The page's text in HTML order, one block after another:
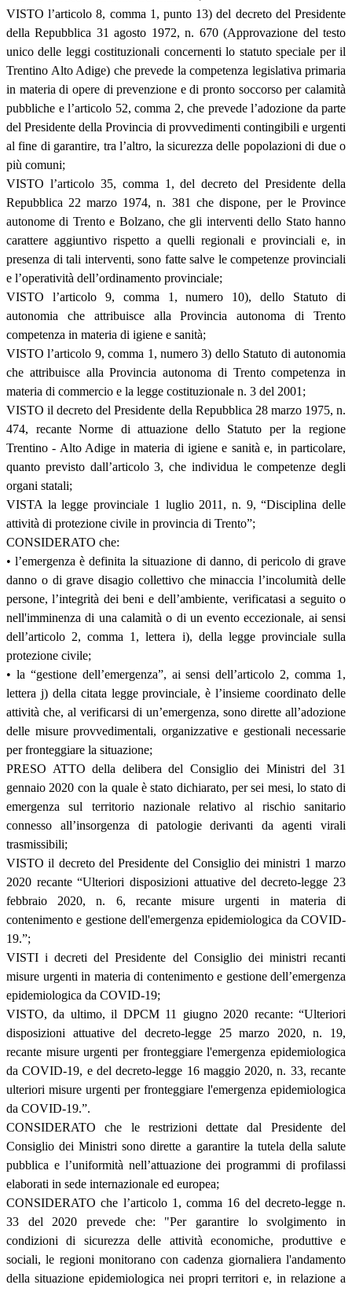
VISTO l’articolo 8, comma 1, punto 13) del decreto del Presidente
della Repubblica 31 agosto 1972, n. 670 (Approvazione del testo
unico delle leggi costituzionali concernenti lo statuto speciale per il
Trentino Alto Adige) che prevede la competenza legislativa primaria
in materia di opere di prevenzione e di pronto soccorso per calamità
pubbliche e l’articolo 52, comma 2, che prevede l’adozione da parte
del Presidente della Provincia di provvedimenti contingibili e urgenti
al fine di garantire, tra l’altro, la sicurezza delle popolazioni di due o
più comuni;
VISTO l’articolo 35, comma 1, del decreto del Presidente della
Repubblica 22 marzo 1974, n. 381 che dispone, per le Province
autonome di Trento e Bolzano, che gli interventi dello Stato hanno
carattere aggiuntivo rispetto a quelli regionali e provinciali e, in
presenza di tali interventi, sono fatte salve le competenze provinciali
e l’operatività dell’ordinamento provinciale;
VISTO l’articolo 9, comma 1, numero 10), dello Statuto di
autonomia che attribuisce alla Provincia autonoma di Trento
competenza in materia di igiene e sanità;
VISTO l’articolo 9, comma 1, numero 3) dello Statuto di autonomia
che attribuisce alla Provincia autonoma di Trento competenza in
materia di commercio e la legge costituzionale n. 3 del 2001;
VISTO il decreto del Presidente della Repubblica 28 marzo 1975, n.
474, recante Norme di attuazione dello Statuto per la regione
Trentino - Alto Adige in materia di igiene e sanità e, in particolare,
quanto previsto dall’articolo 3, che individua le competenze degli
organi statali;
VISTA la legge provinciale 1 luglio 2011, n. 9, “Disciplina delle
attività di protezione civile in provincia di Trento”;
CONSIDERATO che:
• l’emergenza è definita la situazione di danno, di pericolo di grave
danno o di grave disagio collettivo che minaccia l’incolumità delle
persone, l’integrità dei beni e dell’ambiente, verificatasi a seguito o
nell'imminenza di una calamità o di un evento eccezionale, ai sensi
dell’articolo 2, comma 1, lettera i), della legge provinciale sulla
protezione civile;
• la “gestione dell’emergenza”, ai sensi dell’articolo 2, comma 1,
lettera j) della citata legge provinciale, è l’insieme coordinato delle
attività che, al verificarsi di un’emergenza, sono dirette all’adozione
delle misure provvedimentali, organizzative e gestionali necessarie
per fronteggiare la situazione;
PRESO ATTO della delibera del Consiglio dei Ministri del 31
gennaio 2020 con la quale è stato dichiarato, per sei mesi, lo stato di
emergenza sul territorio nazionale relativo al rischio sanitario
connesso all’insorgenza di patologie derivanti da agenti virali
trasmissibili;
VISTO il decreto del Presidente del Consiglio dei ministri 1 marzo
2020 recante “Ulteriori disposizioni attuative del decreto-legge 23
febbraio 2020, n. 6, recante misure urgenti in materia di
contenimento e gestione dell'emergenza epidemiologica da COVID-
19.”;
VISTI i decreti del Presidente del Consiglio dei ministri recanti
misure urgenti in materia di contenimento e gestione dell’emergenza
epidemiologica da COVID-19;
VISTO, da ultimo, il DPCM 11 giugno 2020 recante: “Ulteriori
disposizioni attuative del decreto-legge 25 marzo 2020, n. 19,
recante misure urgenti per fronteggiare l'emergenza epidemiologica
da COVID-19, e del decreto-legge 16 maggio 2020, n. 33, recante
ulteriori misure urgenti per fronteggiare l'emergenza epidemiologica
da COVID-19.”.
CONSIDERATO che le restrizioni dettate dal Presidente del
Consiglio dei Ministri sono dirette a garantire la tutela della salute
pubblica e l’uniformità nell’attuazione dei programmi di profilassi
elaborati in sede internazionale ed europea;
CONSIDERATO che l’articolo 1, comma 16 del decreto-legge n.
33 del 2020 prevede che: "Per garantire lo svolgimento in
condizioni di sicurezza delle attività economiche, produttive e
sociali, le regioni monitorano con cadenza giornaliera l'andamento
della situazione epidemiologica nei propri territori e, in relazione a